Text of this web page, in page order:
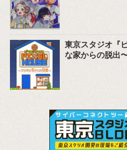
東京スタジオ『
な家からの脱出